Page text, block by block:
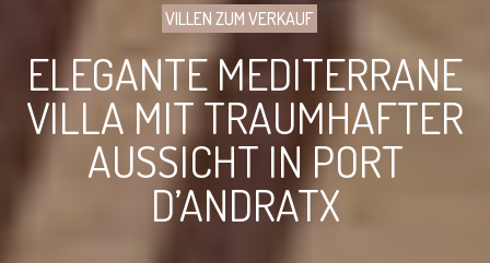
VILLEN ZUM VERKAUF
ELEGANTE MEDITERRANE
VILLA MIT TRAUMHAFTER
AUSSICHT IN PORT
D’ANDRATX